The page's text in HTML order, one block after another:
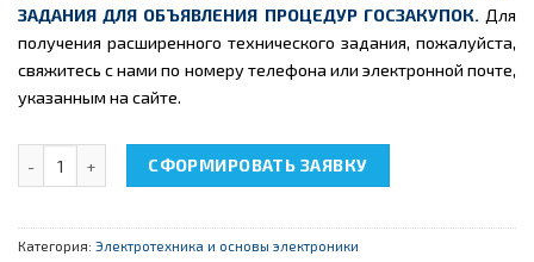
ЗАДАНИЯ ДЛЯ ОБЪЯВЛЕНИЯ ПРОЦЕДУР ГОСЗАКУПОК. Для
получения расширенного технического задания, пожалуйста,
свяжитесь с нами по номеру телефона или электронной почте,
указанным на сайте.
Количество товара НТЦ-01.06 "Теоретические основы
СФОРМИРОВАТЬ ЗАЯВКУ
Категория: Электротехника и основы электроники